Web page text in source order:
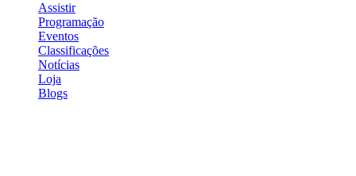
Assistir
Programação
Eventos
Classificações
Notícias
Loja
Blogs